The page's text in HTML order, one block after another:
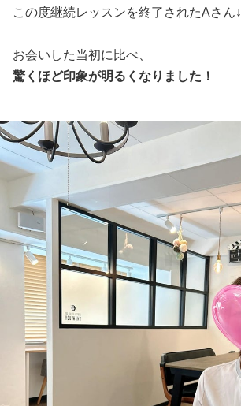
この度継続レッスンを終了されたAさん↓
お会いした当初に比べ、
驚くほど印象が明るくなりました！